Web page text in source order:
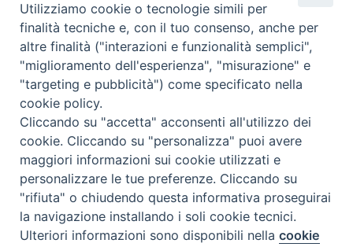
Diocesi di Melfi Rapolla Venosa
• Largo Duomo, 12 - 85025 MELFI (PZ) •
Tel. 0972238604
PEC ufficiale della Diocesi:
diocesi.melfi_rapolla_venosa@legalmail.it
Preferenze Cookie
Utilizziamo cookie o tecnologie simili per
finalità tecniche e, con il tuo consenso, anche per
altre finalità ("interazioni e funzionalità semplici",
"miglioramento dell'esperienza", "misurazione" e
"targeting e pubblicità") come specificato nella
cookie policy.
Cliccando su "accetta" acconsenti all'utilizzo dei
cookie. Cliccando su "personalizza" puoi avere
maggiori informazioni sui cookie utilizzati e
personalizzare le tue preferenze. Cliccando su
"rifiuta" o chiudendo questa informativa proseguirai
la navigazione installando i soli cookie tecnici.
Ulteriori informazioni sono disponibili nellacookie